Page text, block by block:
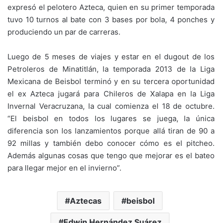
expresó el pelotero Azteca, quien en su primer temporada
tuvo 10 turnos al bate con 3 bases por bola, 4 ponches y
produciendo un par de carreras.
Luego de 5 meses de viajes y estar en el dugout de los
Petroleros de Minatitlán, la temporada 2013 de la Liga
Mexicana de Beisbol terminó y en su tercera oportunidad
el ex Azteca jugará para Chileros de Xalapa en la Liga
Invernal Veracruzana, la cual comienza el 18 de octubre.
“El beisbol en todos los lugares se juega, la única
diferencia son los lanzamientos porque allá tiran de 90 a
92 millas y también debo conocer cómo es el pitcheo.
Además algunas cosas que tengo que mejorar es el bateo
para llegar mejor en el invierno”.
Aztecas beisbol